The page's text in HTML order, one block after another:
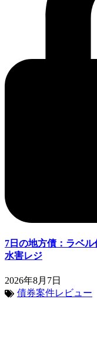
7日の地方債：ラベ
水害レジ
2026年8月7日
債券案件レビュー